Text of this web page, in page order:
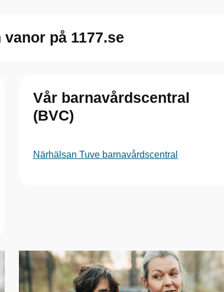
på 1177.se
Vår barnavårdscentral
(BVC)
Närhälsan Tuve barnavårdscentral